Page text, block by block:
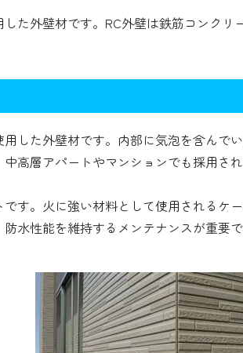
た外壁材です。RC外壁は鉄筋コンク
した外壁材です。内部に気泡を含んで
高層アパートやマンションでも採用さ
す。火に強い材料として使用されるケー
水性能を維持するメンテナンスが重要